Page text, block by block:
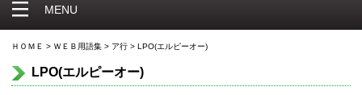
MENU
ＨＯＭＥ > ＷＥＢ用語集 > ア行 > LPO(エルピーオー)
LPO(エルピーオー)